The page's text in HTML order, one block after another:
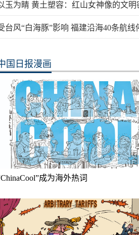
玉为睛 黄土塑容：红山女神像的文明
台风“白海豚”影响 福建沿海40条航线
国日报漫画
成为海外热词